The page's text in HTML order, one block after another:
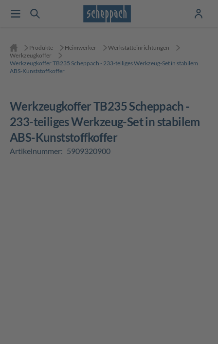
Produkte Heimwerker
Werkstatteinrichtungen
Werkzeugkoffer
Werkzeugkoffer TB235 Scheppach - 233-teiliges Werkzeug-Set in stabilem
ABS-Kunststoffkoffer
Werkzeugkoffer TB235 Scheppach -
233-teiliges Werkzeug-Set in stabilem
ABS-Kunststoffkoffer
Artikelnummer: 5909320900